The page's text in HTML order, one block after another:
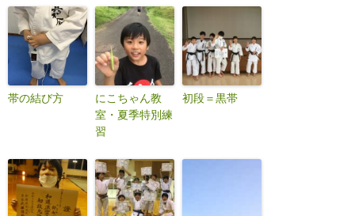
帯の結び方
にこちゃん教
室・夏季特別練
習
初段＝黒帯